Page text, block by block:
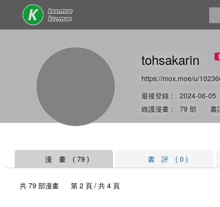
tohsakarin
https://mox.moe/u/
最後登錄 : 2024-06-05
維護漫畫 : 79 部
漫 畫 ( 79 ) 書 評 ( 0 )
共 79 部漫畫 第 2 頁 / 共 4 頁